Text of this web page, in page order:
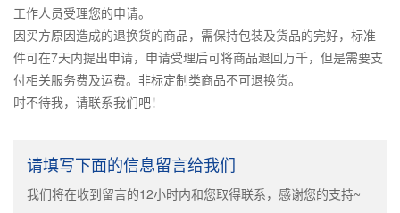
工作人员受理您的申请。
因买方原因造成的退换货的商品，需保持包装及货品的完好，标准
件可在7天内提出申请，申请受理后可将商品退回万千，但是需要支
付相关服务费及运费。非标定制类商品不可退换货。
时不待我，请联系我们吧！
请填写下面的信息留言给我们
我们将在收到留言的12小时内和您取得联系，感谢您的支持~